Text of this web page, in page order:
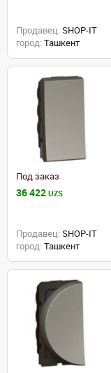
Продавец: SHOP-IT
город: Ташкент
Под заказ
36 422 UZS
Продавец: SHOP-IT
город: Ташкент